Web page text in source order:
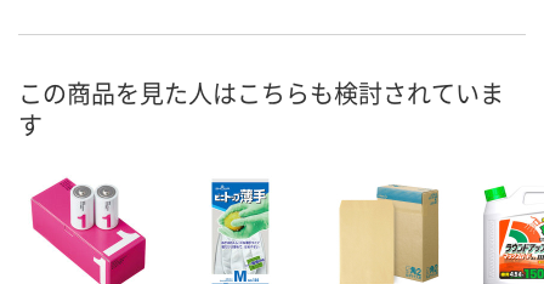
この商品を見た人はこちらも検討されていま
す